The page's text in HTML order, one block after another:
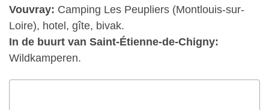
Vouvray: Camping Les Peupliers (Montlouis-sur-
Loire), hotel, gîte, bivak.
In de buurt van Saint-Étienne-de-Chigny:
Wildkamperen.